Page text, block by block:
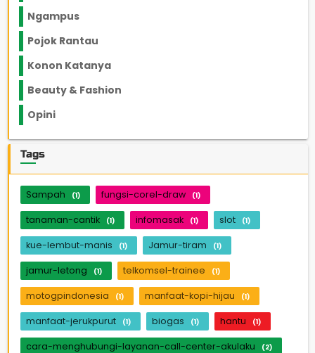
Ngampus
Pojok Rantau
Konon Katanya
Beauty & Fashion
Opini
Tags
Sampah (1) fungsi-corel-draw (1)
tanaman-cantik (1) infomasak (1) slot (1)
kue-lembut-manis (1) Jamur-tiram (1)
jamur-letong (1) telkomsel-trainee (1)
motogpindonesia (1) manfaat-kopi-hijau (1)
manfaat-jerukpurut (1) biogas (1) hantu (1)
cara-menghubungi-layanan-call-center-akulaku (2)